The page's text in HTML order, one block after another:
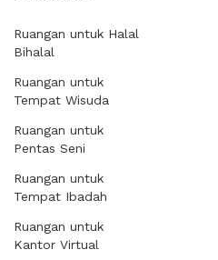
Ruangan untuk Halal
Bihalal
Ruangan untuk
Tempat Wisuda
Ruangan untuk
Pentas Seni
Ruangan untuk
Tempat Ibadah
Ruangan untuk
Kantor Virtual